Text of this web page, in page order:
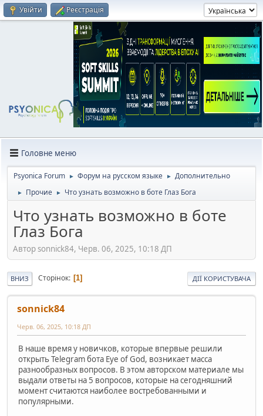
Увійти Реєстрація
Головне меню
Psyonica Forum ► Форум на русском языке ► Дополнительно
► Прочие ► Что узнать возможно в боте Глаз Бога
Что узнать возможно в боте
Глаз Бога
Автор sonnick84, Черв. 06, 2025, 10:18 ДП
ВНИЗ Сторінок 1 ДІЇ КОРИСТУВАЧА
sonnick84
Черв. 06, 2025, 10:18 ДП
В наше время у новичков, которые впервые решили
открыть Telegram бота Eye of God, возникает масса
разнообразных вопросов. В этом авторском материале мы
выдали ответы на 5 вопросов, которые на сегодняшний
момент считаются наиболее востребованными и
популярными.